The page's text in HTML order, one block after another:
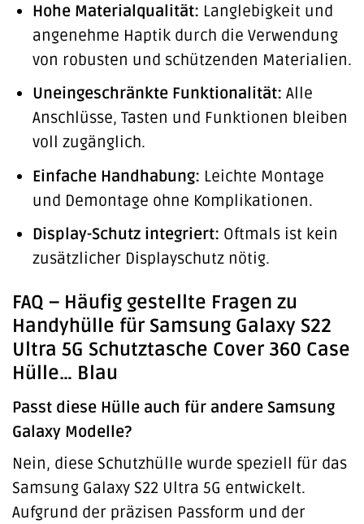
Hohe Materialqualität: Langlebigkeit und
angenehme Haptik durch die Verwendung
von robusten und schützenden Materialien.
Uneingeschränkte Funktionalität: Alle
Anschlüsse, Tasten und Funktionen bleiben
voll zugänglich.
Einfache Handhabung: Leichte Montage
und Demontage ohne Komplikationen.
Display-Schutz integriert: Oftmals ist kein
zusätzlicher Displayschutz nötig.
FAQ – Häufig gestellte Fragen zu
Handyhülle für Samsung Galaxy S22
Ultra 5G Schutztasche Cover 360 Case
Hülle… Blau
Passt diese Hülle auch für andere Samsung
Galaxy Modelle?
Nein, diese Schutzhülle wurde speziell für das
Samsung Galaxy S22 Ultra 5G entwickelt.
Aufgrund der präzisen Passform und der